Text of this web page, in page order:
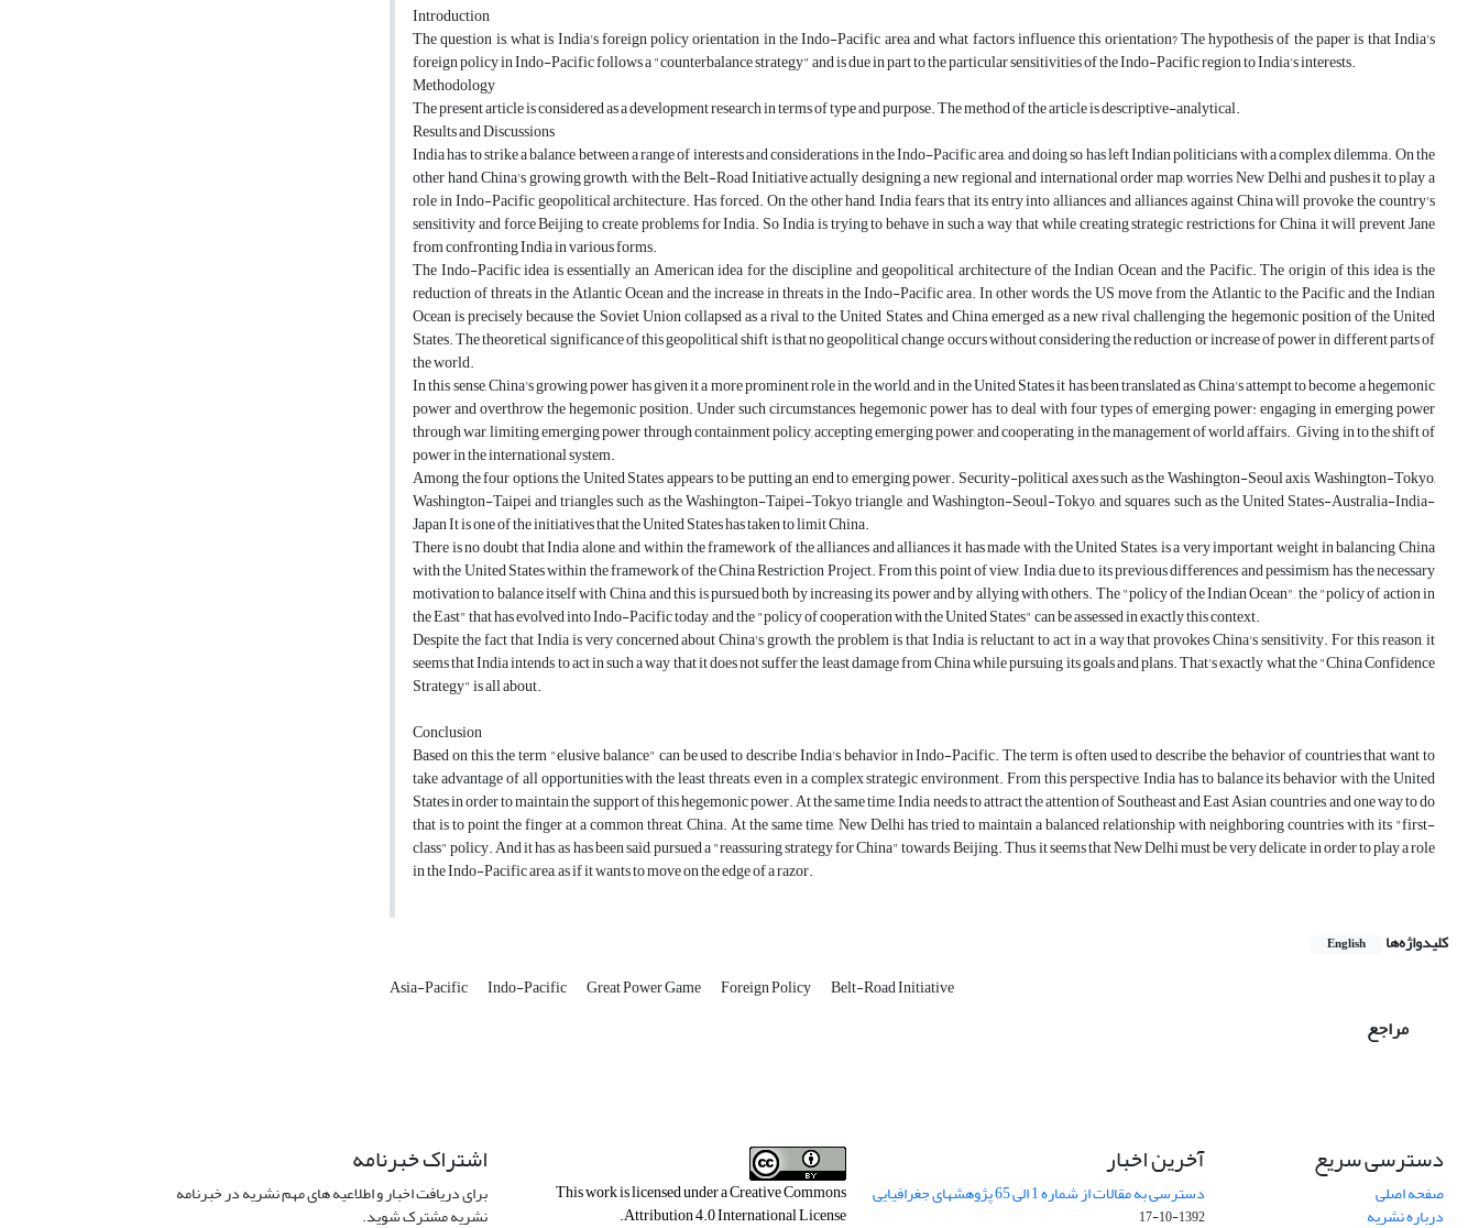
Introduction
The question is, what is India's foreign policy orientation in the Indo-Pacific area and what factors influence this orientation? The hypothesis of the paper is that India's
foreign policy in Indo-Pacific follows a "counterbalance strategy" and is due in part to the particular sensitivities of the Indo-Pacific region to India's interests.
Methodology
The present article is considered as a development research in terms of type and purpose. The method of the article is descriptive-analytical.
Results and Discussions
India has to strike a balance between a range of interests and considerations in the Indo-Pacific area, and doing so has left Indian politicians with a complex dilemma. On the
other hand, China's growing growth, with the Belt-Road Initiative actually designing a new regional and international order map, worries New Delhi and pushes it to play a
role in Indo-Pacific geopolitical architecture. Has forced. On the other hand, India fears that its entry into alliances and alliances against China will provoke the country's
sensitivity and force Beijing to create problems for India. So India is trying to behave in such a way that while creating strategic restrictions for China, it will prevent Jane
from confronting India in various forms.
The Indo-Pacific idea is essentially an American idea for the discipline and geopolitical architecture of the Indian Ocean and the Pacific. The origin of this idea is the
reduction of threats in the Atlantic Ocean and the increase in threats in the Indo-Pacific area. In other words, the US move from the Atlantic to the Pacific and the Indian
Ocean is precisely because the Soviet Union collapsed as a rival to the United States, and China emerged as a new rival challenging the hegemonic position of the United
States. The theoretical significance of this geopolitical shift is that no geopolitical change occurs without considering the reduction or increase of power in different parts of
the world.
In this sense, China's growing power has given it a more prominent role in the world, and in the United States it has been translated as China's attempt to become a hegemonic
power and overthrow the hegemonic position. Under such circumstances, hegemonic power has to deal with four types of emerging power: engaging in emerging power
through war, limiting emerging power through containment policy, accepting emerging power, and cooperating in the management of world affairs. , Giving in to the shift of
power in the international system.
Among the four options, the United States appears to be putting an end to emerging power. Security-political axes such as the Washington-Seoul axis, Washington-Tokyo,
Washington-Taipei and triangles such as the Washington-Taipei-Tokyo triangle, and Washington-Seoul-Tokyo, and squares such as the United States-Australia-India-
Japan It is one of the initiatives that the United States has taken to limit China.
There is no doubt that India alone, and within the framework of the alliances and alliances it has made with the United States, is a very important weight in balancing China
with the United States within the framework of the China Restriction Project. From this point of view, India, due to its previous differences and pessimism, has the necessary
motivation to balance itself with China, and this is pursued both by increasing its power and by allying with others. The "policy of the Indian Ocean", the "policy of action in
the East" that has evolved into Indo-Pacific today, and the "policy of cooperation with the United States" can be assessed in exactly this context.
Despite the fact that India is very concerned about China's growth, the problem is that India is reluctant to act in a way that provokes China's sensitivity. For this reason, it
seems that India intends to act in such a way that it does not suffer the least damage from China while pursuing its goals and plans. That's exactly what the "China Confidence
Strategy" is all about.
Conclusion
Based on this, the term "elusive balance" can be used to describe India's behavior in Indo-Pacific. The term is often used to describe the behavior of countries that want to
take advantage of all opportunities with the least threats, even in a complex strategic environment. From this perspective, India has to balance its behavior with the United
States in order to maintain the support of this hegemonic power. At the same time, India needs to attract the attention of Southeast and East Asian countries, and one way to do
that is to point the finger at a common threat, China. At the same time, New Delhi has tried to maintain a balanced relationship with neighboring countries with its "first-
class" policy. And it has, as has been said, pursued a "reassuring strategy for China" towards Beijing. Thus, it seems that New Delhi must be very delicate in order to play a role
in the Indo-Pacific area, as if it wants to move on the edge of a razor.
کلیدواژه‌ها English
Asia-Pacific Indo-Pacific Great Power Game Foreign Policy Belt-Road Initiative
مراجع
دسترسی سریع
صفحه اصلی
درباره نشریه
آخرین اخبار
دسترسی به مقالات از شماره 1 الی 65 پژوهشهای جغرافیایی
1392-10-17
This work is licensed under aCreative Commons
Attribution 4.0 International License
.
اشتراک خبرنامه
برای دریافت اخبار و اطلاعیه های مهم نشریه در خبرنامه
نشریه مشترک شوید.